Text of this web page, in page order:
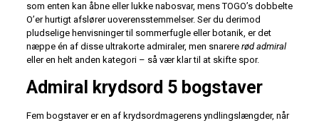
som enten kan åbne eller lukke nabosvar, mens TOGO’s dobbelte
O’er hurtigt afslører uoverensstemmelser. Ser du derimod
pludselige henvisninger til sommerfugle eller botanik, er det
næppe én af disse ultra­korte admiraler, men snarere rød admiral
eller en helt anden kategori – så vær klar til at skifte spor.
Admiral krydsord 5 bogstaver
Fem bogstaver er en af krydsordmagerens yndlingslængder, når